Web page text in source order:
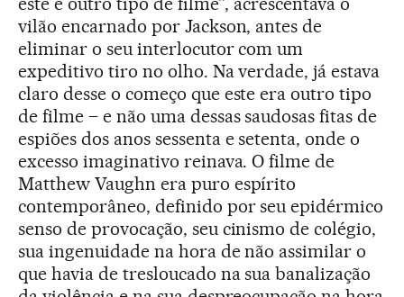
vilão encarnado por Jackson, antes de
eliminar o seu interlocutor com um
expeditivo tiro no olho. Na verdade, já estava
claro desse o começo que este era outro tipo
de filme – e não uma dessas saudosas fitas de
espiões dos anos sessenta e setenta, onde o
excesso imaginativo reinava. O filme de
Matthew Vaughn era puro espírito
contemporâneo, definido por seu epidérmico
senso de provocação, seu cinismo de colégio,
sua ingenuidade na hora de não assimilar o
que havia de tresloucado na sua banalização